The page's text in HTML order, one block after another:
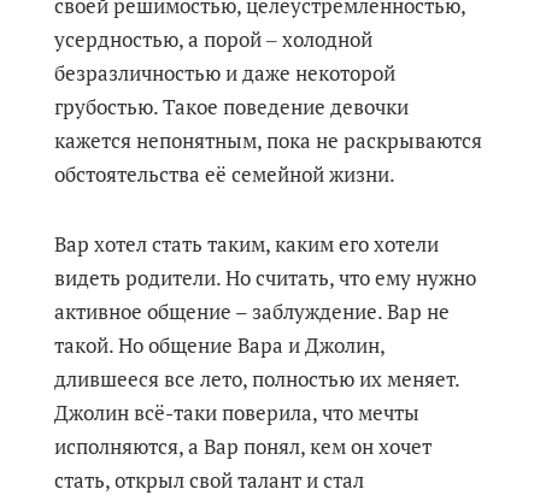
своей решимостью, целеустремлённостью,
усердностью, а порой ‒ холодной
безразличностью и даже некоторой
грубостью. Такое поведение девочки
кажется непонятным, пока не раскрываются
обстоятельства её семейной жизни.
Вар хотел стать таким, каким его хотели
видеть родители. Но считать, что ему нужно
активное общение – заблуждение. Вар не
такой. Но общение Вара и Джолин,
длившееся все лето, полностью их меняет.
Джолин всё-таки поверила, что мечты
исполняются, а Вар понял, кем он хочет
стать, открыл свой талант и стал